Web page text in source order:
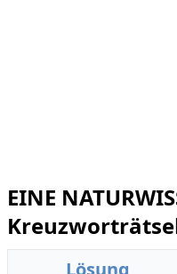
EINE